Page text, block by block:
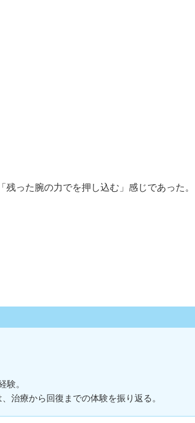
った腕の力でを押し込む」感じであった。
験。
治療から回復までの体験を振り返る。